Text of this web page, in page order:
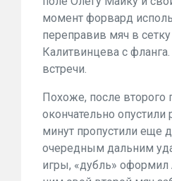
момент форвард
переправив мяч в
Калитвинцева с
встречи.
Похоже, после второго
окончательно опустили
минут пропустили еще
очередным дальним
игры, «дубль» оформил